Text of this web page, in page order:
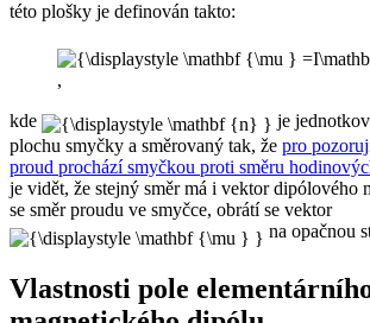
této plošky je definován takto:
,
kde
je
plochu smyčky a směrovaný tak, že pro
proud prochází smyčkou proti směru
je vidět, že stejný směr má i vektor dipólového
se směr proudu ve smyčce, obrátí se vektor
na opačnou
Vlastnosti pole